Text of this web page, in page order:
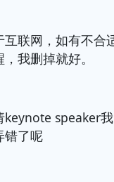
互联网，如有不合
我删掉就好。
keynote speaker
错了呢